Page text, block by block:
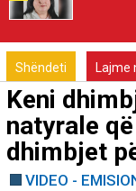
Shëndeti Lajme
Keni
natyrale
dhimbjet
VIDEO -